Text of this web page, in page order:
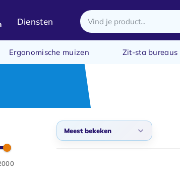
Diensten
Ergonomische muizen Zit-sta bureaus
Meest bekeken